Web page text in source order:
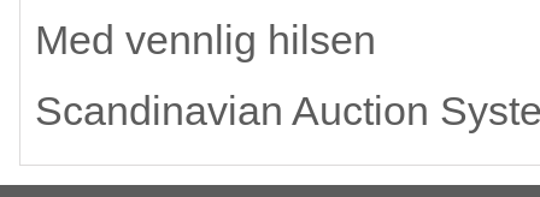
Med vennlig hilsen
Scandinavian Auction